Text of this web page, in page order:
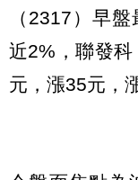
（2317）早
近2%，聯發
元，漲35元，